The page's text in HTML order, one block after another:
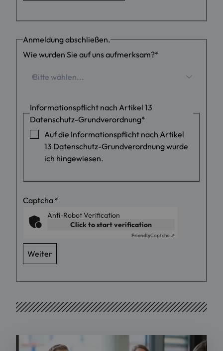
Anmeldung abschließen.
Wie wurden Sie auf uns aufmerksam?*
Bitte wählen...
Informationspflicht nach Artikel 13
Datenschutz-Grundverordnung*
Auf die Informationspflicht nach Artikel
13 Datenschutz-Grundverordnung wurde
ich hingewiesen.
Captcha *
Anti-Robot Verification
Click to start verification
FriendlyCaptcha ⇗